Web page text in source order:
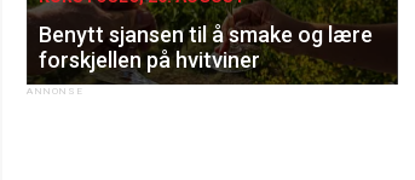
Benytt sjansen til å smake og lære
forskjellen på hvitviner